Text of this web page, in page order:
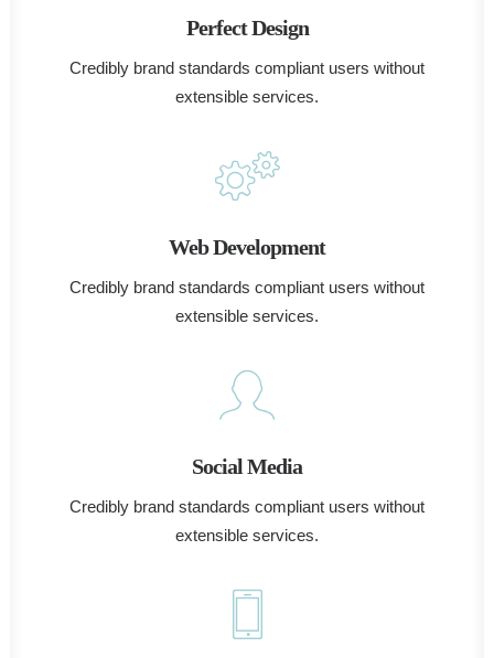
Perfect Design
Credibly brand standards compliant users without
extensible services.
Web Development
Credibly brand standards compliant users without
extensible services.
Social Media
Credibly brand standards compliant users without
extensible services.